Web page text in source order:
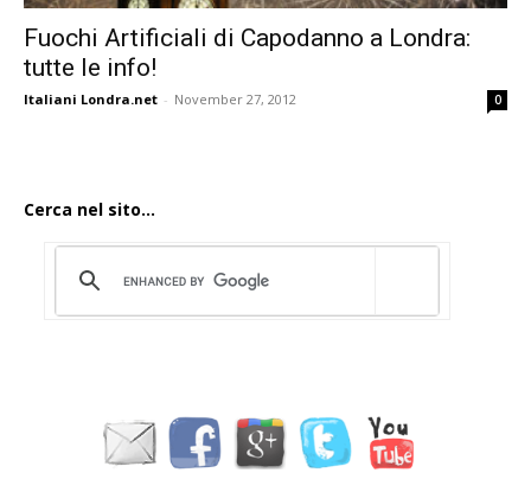
Fuochi Artificiali di Capodanno a Londra:
tutte le info!
Italiani Londra.net - November 27, 2012 0
Cerca nel sito...